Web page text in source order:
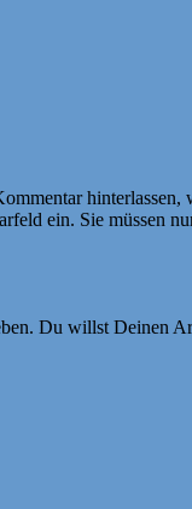
hinterlassen,
ein. Sie müssen
Du willst Deinen